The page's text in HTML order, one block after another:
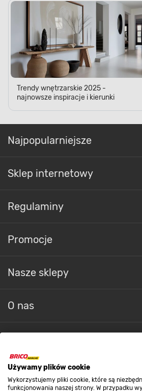
Używamy plików cookie
Wykorzystujemy pliki cookie, które są
funkcjonowania naszej strony. W przypadku
Trendy wnętrzarskie 2025 -
najnowsze inspiracje i kierunki
Najpopularniejsze
Sklep internetowy
Regulaminy
Promocje
Nasze sklepy
O nas
Strefa biznesu